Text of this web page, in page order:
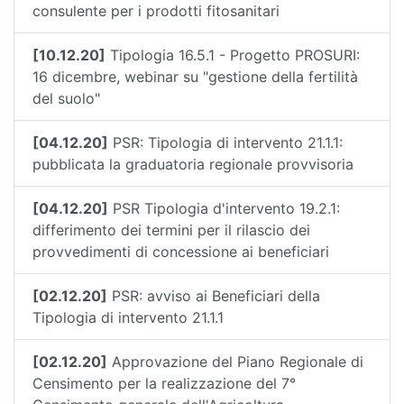
consulente per i prodotti fitosanitari
[10.12.20] Tipologia 16.5.1 - Progetto PROSURI:
16 dicembre, webinar su "gestione della fertilità
del suolo"
[04.12.20] PSR: Tipologia di intervento 21.1.1:
pubblicata la graduatoria regionale provvisoria
[04.12.20] PSR Tipologia d'intervento 19.2.1:
differimento dei termini per il rilascio dei
provvedimenti di concessione ai beneficiari
[02.12.20] PSR: avviso ai Beneficiari della
Tipologia di intervento 21.1.1
[02.12.20] Approvazione del Piano Regionale di
Censimento per la realizzazione del 7°